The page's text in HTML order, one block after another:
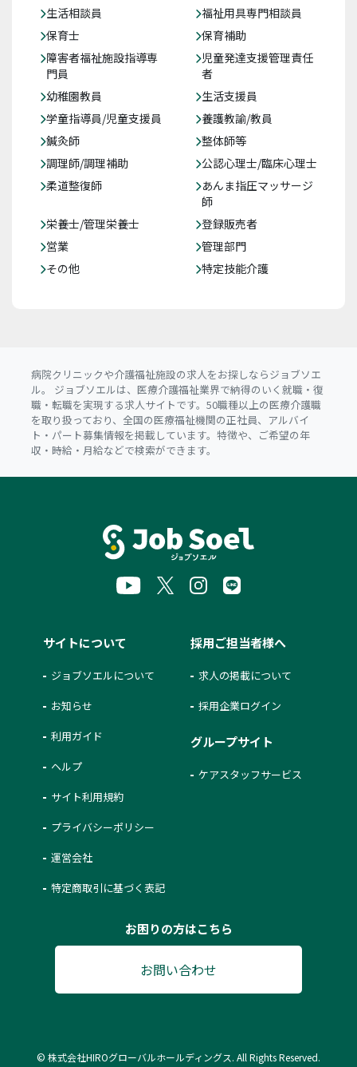
生活相談員
福祉用具専門相談員
保育士
保育補助
障害者福祉施設指導専
門員
児童発達支援管理責任
者
幼稚園教員
生活支援員
学童指導員/児童支援員
養護教諭/教員
鍼灸師
整体師等
調理師/調理補助
公認心理士/臨床心理士
柔道整復師
あんま指圧マッサージ
師
栄養士/管理栄養士
登録販売者
営業
管理部門
その他
特定技能介護
病院クリニックや介護福祉施設の求人をお探しならジョブソエ
ル。 ジョブソエルは、医療介護福祉業界で納得のいく就職・復
職・転職を実現する求人サイトです。50職種以上の医療介護職
を取り扱っており、全国の医療福祉機関の正社員、アルバイ
ト・パート募集情報を掲載しています。特徴や、ご希望の年
収・時給・月給などで検索ができます。
サイトについて
ジョブソエルについて
お知らせ
利用ガイド
ヘルプ
サイト利用規約
プライバシーポリシー
運営会社
特定商取引に基づく表記
採用ご担当者様へ
求人の掲載について
採用企業ログイン
グループサイト
ケアスタッフサービス
お困りの方はこちら
お問い合わせ
© 株式会社HIROグローバルホールディングス. All Rights Reserved.